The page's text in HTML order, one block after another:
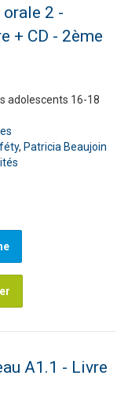
2 -
+ CD - 2ème
adolescents 16-18
, Patricia Beaujoin
A1.1 - Livre